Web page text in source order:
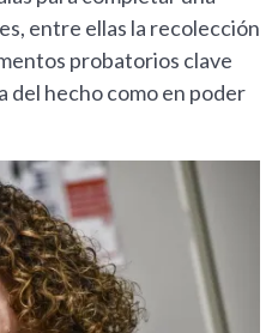
entre ellas la recolección
probatorios clave
del hecho como en poder